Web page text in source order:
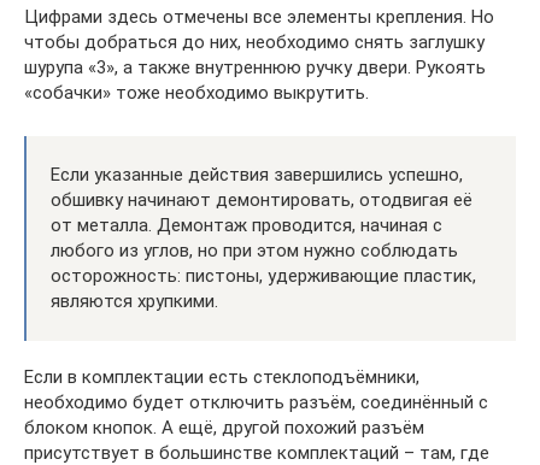
Цифрами здесь отмечены все элементы крепления. Но
чтобы добраться до них, необходимо снять заглушку
шурупа «3», а также внутреннюю ручку двери. Рукоять
«собачки» тоже необходимо выкрутить.
Если указанные действия завершились успешно,
обшивку начинают демонтировать, отодвигая её
от металла. Демонтаж проводится, начиная с
любого из углов, но при этом нужно соблюдать
осторожность: пистоны, удерживающие пластик,
являются хрупкими.
Если в комплектации есть стеклоподъёмники,
необходимо будет отключить разъём, соединённый с
блоком кнопок. А ещё, другой похожий разъём
присутствует в большинстве комплектаций – там, где